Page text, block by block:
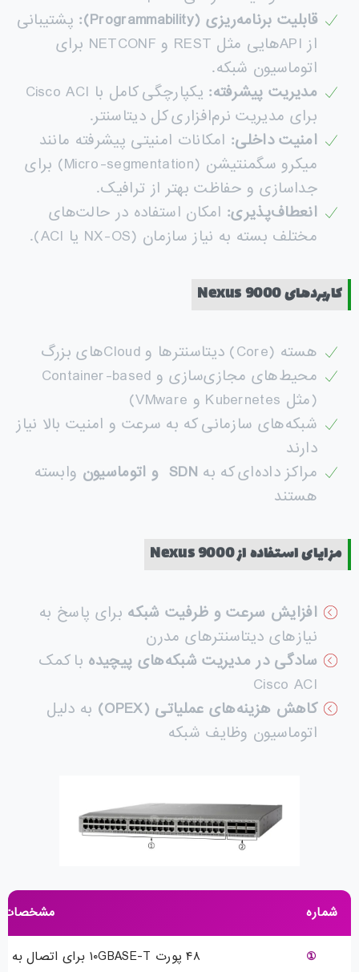
قابلیت برنامه‌ریزی (Programmability):
پشتیبانی
از APIهایی مثل REST و NETCONF برای
اتوماسیون شبکه.
مدیریت پیشرفته:
یکپارچگی کامل با Cisco ACI
برای مدیریت نرم‌افزاری کل دیتاسنتر.
امنیت داخلی: امکانات امنیتی پیشرفته مانند
میکرو سگمنتیشن (Micro-segmentation) برای
جداسازی و حفاظت بهتر از ترافیک.
انعطاف‌پذیری: امکان استفاده در حالت‌های
مختلف بسته به نیاز سازمان (NX-OS یا ACI).
کاربردهایNexus 9000
هسته (Core) دیتاسنترها و Cloudهای بزرگ
محیط‌های مجازی‌سازی و Container-based
(مثل Kubernetes و VMware)
شبکه‌های سازمانی که به سرعت و امنیت بالا نیاز
دارند
مراکز داده‌ای که به SDN و اتوماسیون وابسته
هستند
مزایای استفاده ازNexus 9000
افزایش سرعت و ظرفیت شبکه برای پاسخ به
نیازهای دیتاسنترهای مدرن
سادگی در مدیریت شبکه‌های پیچیده با کمک
Cisco ACI
کاهش هزینه‌های عملیاتی (OPEX)
به دلیل
اتوماسیون وظایف شبکه
شماره مشخصات
① ۴۸ پورت ۱۰GBASE-T برای اتصال به دستگاه‌های دیگر (Downlink)